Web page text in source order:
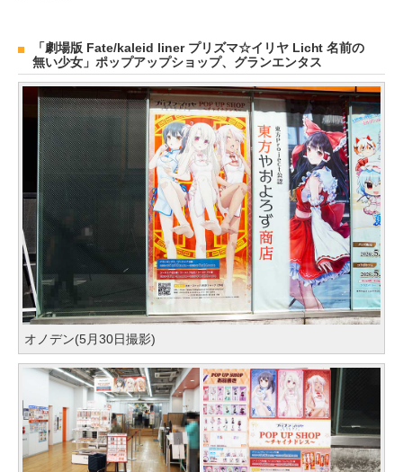
「劇場版 Fate/kaleid liner プリズマ☆イリヤ Licht 名前の
無い少女」ポップアップショップ、グランエンタス
オノデン(5月30日撮影)